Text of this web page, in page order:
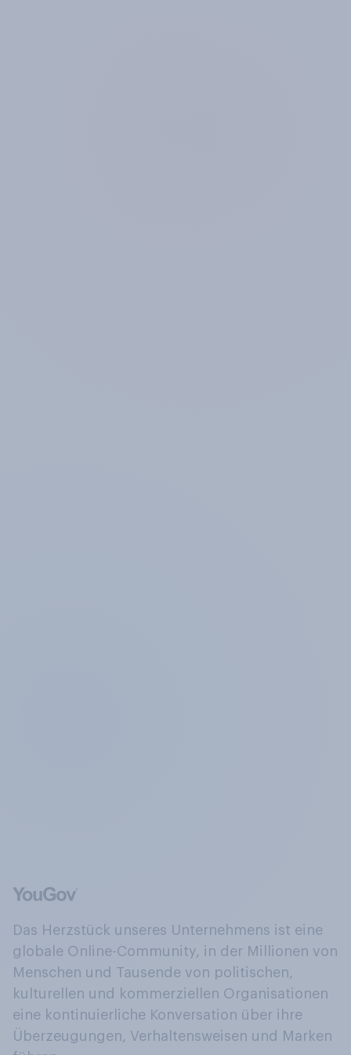
Das Herzstück unseres Unternehmens ist eine
globale Online-Community, in der Millionen von
Menschen und Tausende von politischen,
kulturellen und kommerziellen Organisationen
eine kontinuierliche Konversation über ihre
Überzeugungen, Verhaltensweisen und Marken